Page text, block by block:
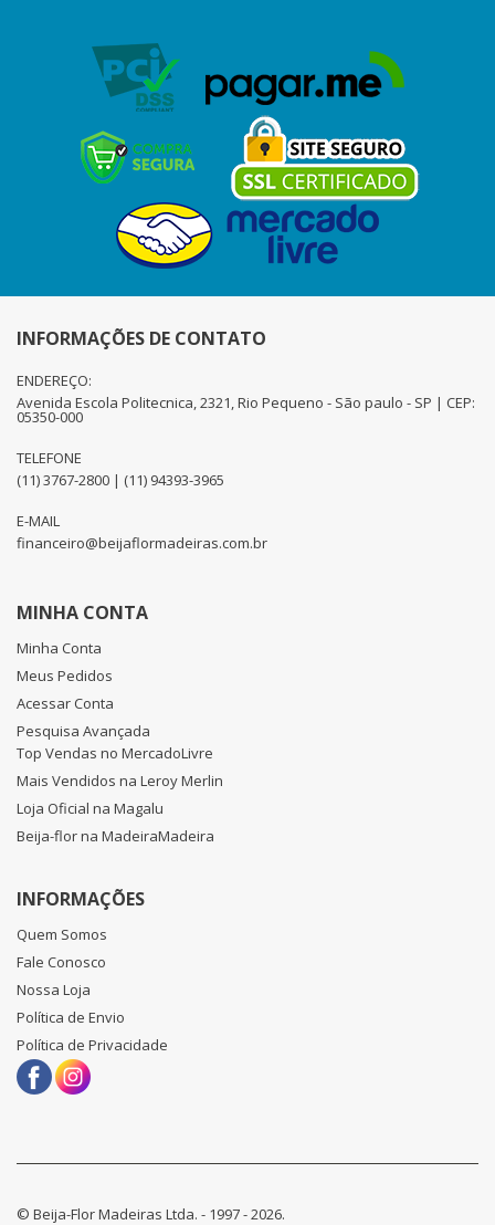
INFORMAÇÕES DE CONTATO
ENDEREÇO:
Avenida Escola Politecnica, 2321, Rio Pequeno - São paulo - SP | CEP:
05350-000
TELEFONE
(11) 3767-2800 | (11) 94393-3965
E-MAIL
financeiro@beijaflormadeiras.com.br
MINHA CONTA
Minha Conta
Meus Pedidos
Acessar Conta
Pesquisa Avançada
Top Vendas no MercadoLivre
Mais Vendidos na Leroy Merlin
Loja Oficial na Magalu
Beija-flor na MadeiraMadeira
INFORMAÇÕES
Quem Somos
Fale Conosco
Nossa Loja
Política de Envio
Política de Privacidade
© Beija-Flor Madeiras Ltda. - 1997 - 2026.